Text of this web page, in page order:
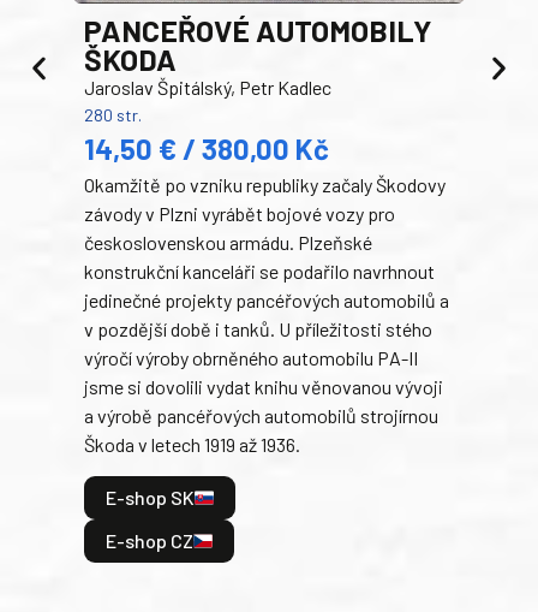
PANCEŘOVÉ AUTOMOBILY
ŠKODA
Jaroslav Špitálský, Petr Kadlec
280 str.
14,50 € / 380,00 Kč
Okamžitě po vzniku republiky začaly Škodovy
závody v Plzni vyrábět bojové vozy pro
československou armádu. Plzeňské
konstrukční kanceláři se podařilo navrhnout
jedinečné projekty pancéřových automobilů a
v pozdější době i tanků. U příležitosti stého
výročí výroby obrněného automobilu PA-II
jsme si dovolili vydat knihu věnovanou vývoji
a výrobě pancéřových automobilů strojírnou
Škoda v letech 1919 až 1936.
E-shop SK
E-shop CZ